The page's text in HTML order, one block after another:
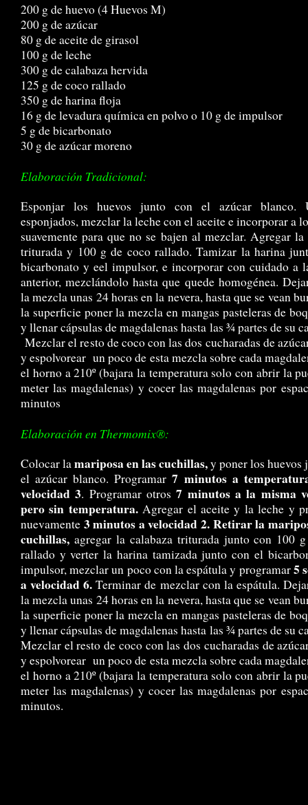
200 g de huevo (4 Huevos M)
200 g de azúcar
80 g de aceite de girasol
100 g de leche
300 g de calabaza hervida
125 g de coco rallado
350 g de harina floja
16 g de levadura química en polvo o 10 g de impulsor
5 g de bicarbonato
30 g de azúcar moreno
Elaboración Tradicional:
Esponjar los huevos junto con el azúcar blanco.
esponjados, mezclar la leche con el aceite e incorporar a
suavemente para que no se bajen al mezclar. Agregar la
triturada y 100 g de coco rallado. Tamizar la harina
bicarbonato y eel impulsor, e incorporar con cuidado a
anterior, mezclándolo hasta que quede homogénea.
la mezcla unas 24 horas en la nevera, hasta que se vean
la superficie poner la mezcla en mangas pasteleras de
y llenar cápsulas de magdalenas hasta las ¾ partes de su
Mezclar el resto de coco con las dos cucharadas de
y espolvorear un poco de esta mezcla sobre cada
el horno a 210º (bajara la temperatura solo con abrir la
meter las magdalenas) y cocer las magdalenas por
minutos
Elaboración en Thermomix®:
Colocar lamariposa en las cuchillas,y poner los huevos
el azúcar blanco. Programar 7 minutos a
velocidad 3. Programar otros7 minutos a la misma
pero sin temperatura.Agregar el aceite y la leche y
nuevamente 3 minutos a velocidad 2. Retirar la
cuchillas, agregar la calabaza triturada junto con 100
rallado y verter la harina tamizada junto con el
impulsor, mezclar un poco con la espátula y programar5
a velocidad 6. Terminar de mezclar con la espátula.
la mezcla unas 24 horas en la nevera, hasta que se vean
la superficie poner la mezcla en mangas pasteleras de
y llenar cápsulas de magdalenas hasta las ¾ partes de su
Mezclar el resto de coco con las dos cucharadas de
y espolvorear un poco de esta mezcla sobre cada
el horno a 210º (bajara la temperatura solo con abrir la
meter las magdalenas) y cocer las magdalenas por
minutos.